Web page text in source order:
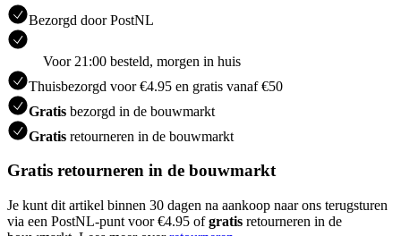
Bezorgd door PostNL
Voor 21:00 besteld, morgen in huis
Thuisbezorgd voor €4.95 en gratis vanaf €50
Gratis bezorgd in de bouwmarkt
Gratis retourneren in de bouwmarkt
Gratis retourneren in de bouwmarkt
Je kunt dit artikel binnen 30 dagen na aankoop naar ons terugsturen
via een PostNL-punt voor €4.95 ofgratis retourneren in de